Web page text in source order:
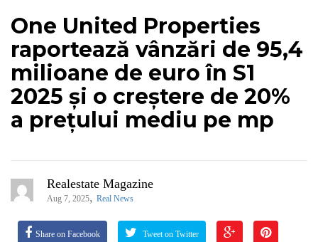
One United Properties
raportează vânzări de 95,4
milioane de euro în S1
2025 și o creștere de 20%
a prețului mediu pe mp
Realestate Magazine
Aug 7, 2025, Real News
Share on Facebook Tweet on Twitter